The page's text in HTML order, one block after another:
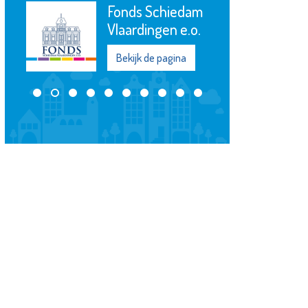
Fonds Schiedam
Vlaardingen e.o.
Bekijk de pagina